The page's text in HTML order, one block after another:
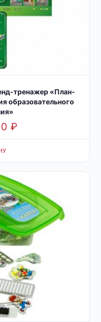
тренажер «План-
образовательного
₽